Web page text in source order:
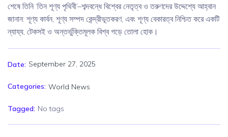
শেষে তিনি ‘তিন শূণ্য পৃথিবী’–শব্দবন্ধে বিশ্বের নেতৃত্ব ও তরুণদের উদ্দেশ্যে আহ্বান
জানান: শূণ্য কার্বন, শূণ্য সম্পদ কেন্দ্রীভূতকরণ, এবং শূণ্য বেকারত্ব নিশ্চিত করে একটি
ন্যায্য, টেকসই ও অন্তর্ভুক্তিমূলক বিশ্ব গড়ে তোলা হোক।
Date: September 27, 2025
Categories: World News
Tagged: No tags